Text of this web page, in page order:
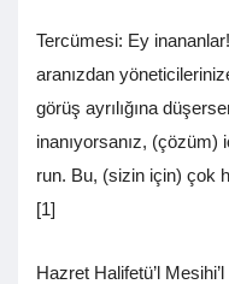
Tercümesi: Ey
aranızdan
görüş ayrılığına
inanıyorsanız, (çö­züm)
run. Bu, (sizin için) çok
[1]
Hazret Halifetü’l